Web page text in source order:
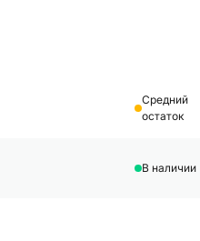
Средний
остаток
В наличии